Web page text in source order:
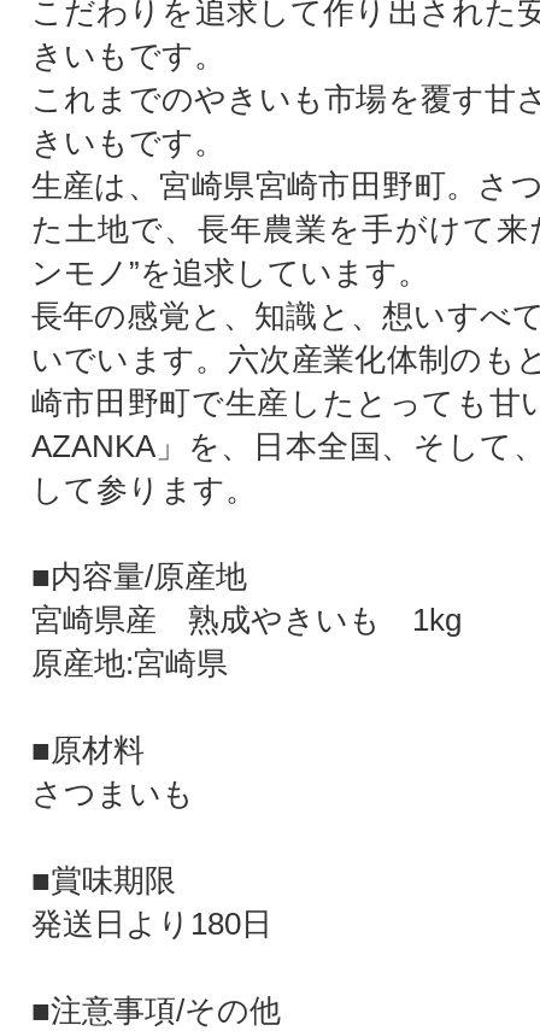
こだわりを追求して作り出された
きいもです。
これまでのやきいも市場を覆す甘
きいもです。
生産は、宮崎県宮崎市田野町。さ
た土地で、長年農業を手がけて来
ンモノ”を追求しています。
長年の感覚と、知識と、想いすべ
いでいます。六次産業化体制のも
崎市田野町で生産したとっても甘
AZANKA」を、日本全国、そして
して参ります。
■内容量/原産地
宮崎県産 熟成やきいも 1kg
原産地:宮崎県
■原材料
さつまいも
■賞味期限
発送日より180日
■注意事項/その他